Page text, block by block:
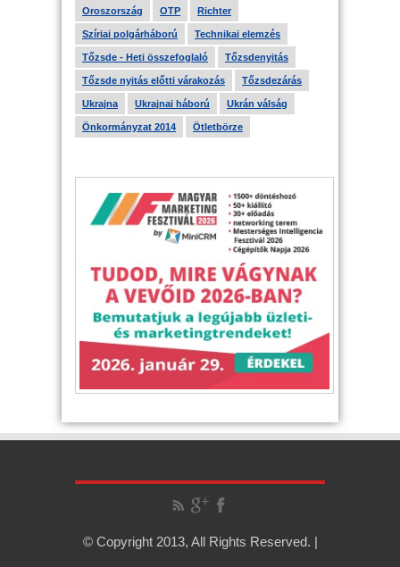
Oroszország OTP Richter
Szíriai polgárháború Technikai elemzés
Tőzsde - Heti összefoglaló Tőzsdenyitás
Tőzsde nyitás előtti várakozás Tőzsdezárás
Ukrajna Ukrajnai háború Ukrán válság
Önkormányzat 2014 Ötletbörze
© Copyright 2013, All Rights Reserved. |